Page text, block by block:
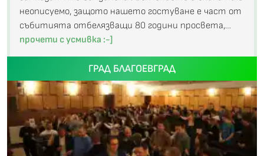
неописуемо, защото нашето гостуване е част от
събитията отбелязващи 80 години просвета,…
прочети с усмивка :-]
ГРАД БЛАГОЕВГРАД